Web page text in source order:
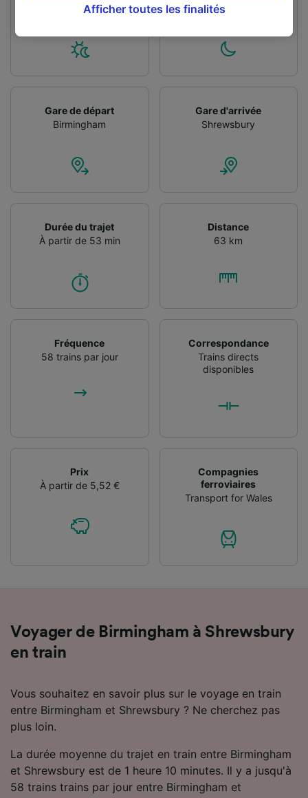
04:49
23:41
Gare de départ
Birmingham
Gare d'arrivée
Shrewsbury
Durée du trajet
À partir de 53 min
Distance
63 km
Fréquence
58 trains par jour
Correspondance
Trains directs
disponibles
Prix
À partir de 5,52 €
Compagnies
ferroviaires
Transport for Wales
Voyager de Birmingham à Shrewsbury
en train
Vous souhaitez en savoir plus sur le voyage en train
entre Birmingham et Shrewsbury ? Ne cherchez pas
plus loin.
La durée moyenne du trajet en train entre Birmingham
et Shrewsbury est de 1 heure 10 minutes. Il y a jusqu'à
58 trains trains par jour entre Birmingham et
cliquant ci-dessous ou à tout moment sur la
préférences seront signalées à nos partenaires
et n’affecteront pas les données de navigation.
Vos données ne seront pas utilisées à des fins
de traçage si vous nous avez demandé de ne
pas vous tracer.
finalités suivantes :
l’identification. Stocker et/ou accéder à des
informations sur un appareil. Publicités et
études d’audience et développement de
services.
Liste de nos partenaires (fournisseurs)
Afficher toutes les finalités